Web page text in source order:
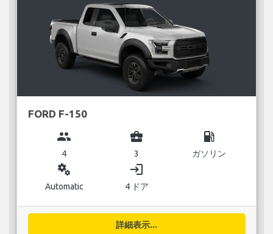
FORD F-150
group
4
business_center
3
local_gas_station
ガソリン
miscellaneous_services
Automatic
login
4 ドア
詳細表示...